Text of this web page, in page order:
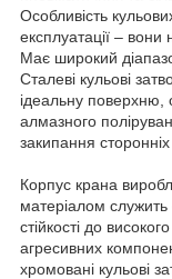
Особливість
експлуатації –
Має широкий
Сталеві кульові
ідеальну поверхню,
алмазного
закипання
Корпус крана
матеріалом служить
стійкості до
агресивних
хромовані кульові